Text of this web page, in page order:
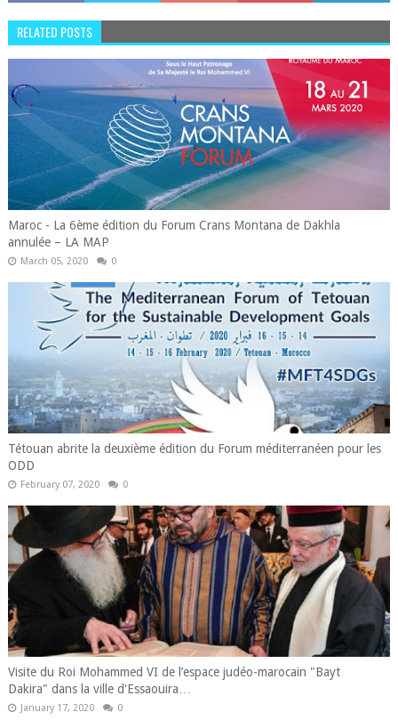
RELATED POSTS
Maroc - La 6ème édition du Forum Crans Montana de Dakhla
annulée – LA MAP
March 05, 2020 0
Tétouan abrite la deuxième édition du Forum méditerranéen pour les
ODD
February 07, 2020 0
Visite du Roi Mohammed VI de l’espace judéo-marocain "Bayt
Dakira" dans la ville d'Essaouira…
January 17, 2020 0